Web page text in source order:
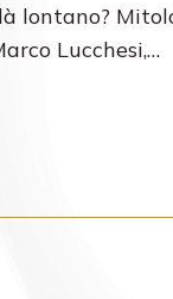
lontano?
Lucchesi,…